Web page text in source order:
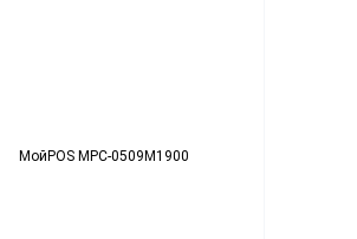
МойPOS MPC-0509M1900